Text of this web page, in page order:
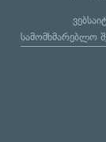
სამომხმარებლო